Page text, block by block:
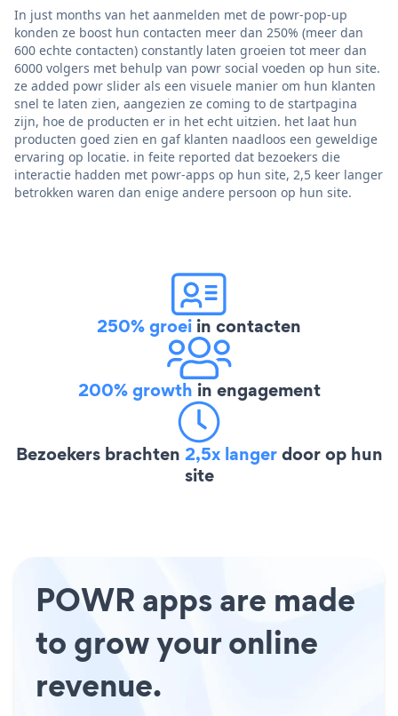
In just months van het aanmelden met de powr-pop-up
konden ze boost hun contacten meer dan 250% (meer dan
600 echte contacten) constantly laten groeien tot meer dan
6000 volgers met behulp van powr social voeden op hun site.
ze added powr slider als een visuele manier om hun klanten
snel te laten zien, aangezien ze coming to de startpagina
zijn, hoe de producten er in het echt uitzien. het laat hun
producten goed zien en gaf klanten naadloos een geweldige
ervaring op locatie. in feite reported dat bezoekers die
interactie hadden met powr-apps op hun site, 2,5 keer langer
betrokken waren dan enige andere persoon op hun site.
250% groei in contacten
200% growth in engagement
Bezoekers brachten 2,5x langerdoor op hun
site
POWR apps are made
to grow your online
revenue.